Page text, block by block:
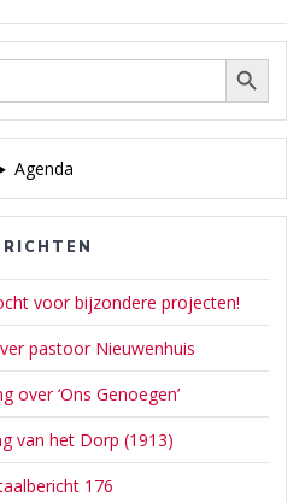
Zoek Zoekknop
Agenda
voor bijzondere projecten!
pastoor Nieuwenhuis
over ‘Ons Genoegen’
van het Dorp (1913)
176